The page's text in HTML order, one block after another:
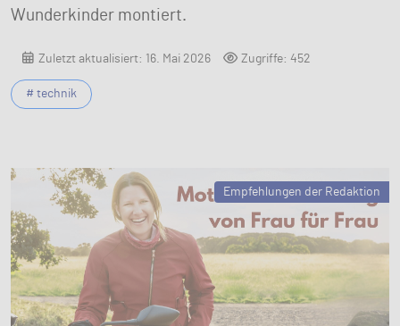
Wunderkinder montiert.
Zuletzt aktualisiert: 16. Mai 2026 Zugriffe: 452
# technik
Empfehlungen der Redaktion